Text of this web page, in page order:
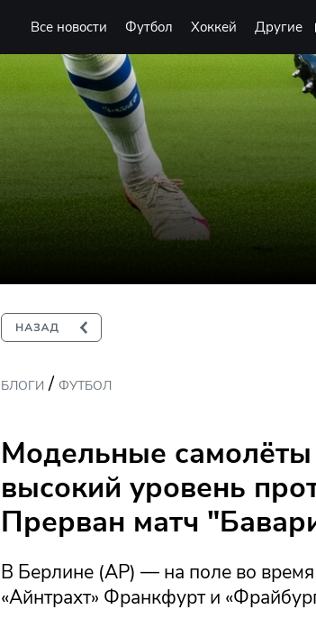
Все новости Футбол Хоккей Другие
Остальное
БЛОГИ / ФУТБОЛ
Модельные
высокий уровень
Прерван матч
В Берлине (AP) — на поле во
«Айнтрахт» Франкфурт и